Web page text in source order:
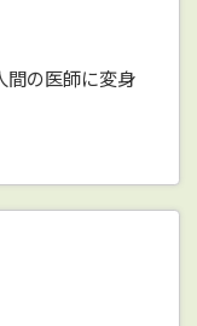
間の医師に変身